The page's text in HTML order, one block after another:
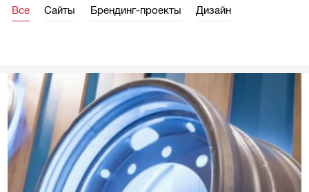
Все Сайты Брендинг-проекты Дизайн